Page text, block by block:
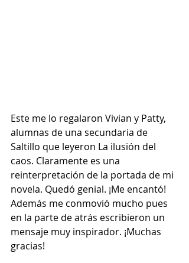
Este me lo regalaron Vivian y Patty,
alumnas de una secundaria de
Saltillo que leyeron La ilusión del
caos. Claramente es una
reinterpretación de la portada de mi
novela. Quedó genial. ¡Me encantó!
Además me conmovió mucho pues
en la parte de atrás escribieron un
mensaje muy inspirador. ¡Muchas
gracias!